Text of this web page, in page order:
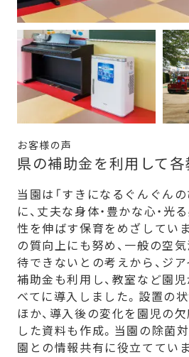
お客様の声
県の補助金を利用して
当園は「すきになるぐんぐん
に、丈夫な身体・豊かな心・光
性を伸ばす保育をめざしてい
の質向上にも努め、一般の空
待できないとの考えから、ジ
補助金も利用し、教室など園
べてに導入しました。設置の
ほか、導入後の変化を園児の
した資料も作成。当園の除菌
園との情報共有に役立てていま